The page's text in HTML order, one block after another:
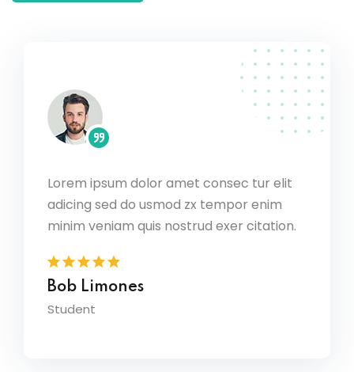
ipsum dolor amet consec tur elit
sed do usmod zx tempor enim
veniam quis nostrud exer citation.
Limones
Lorem ipsum
adicing sed do
minim veniam